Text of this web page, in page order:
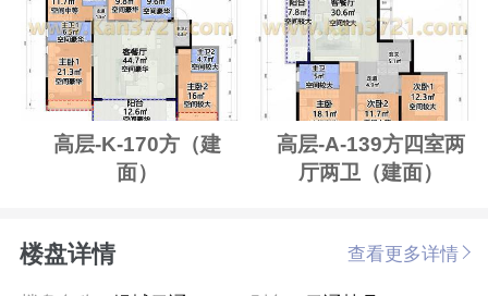
高层-K-170方（建
面）
高层-A-139方四室两
厅两卫（建面）
楼盘详情 查看更多详情